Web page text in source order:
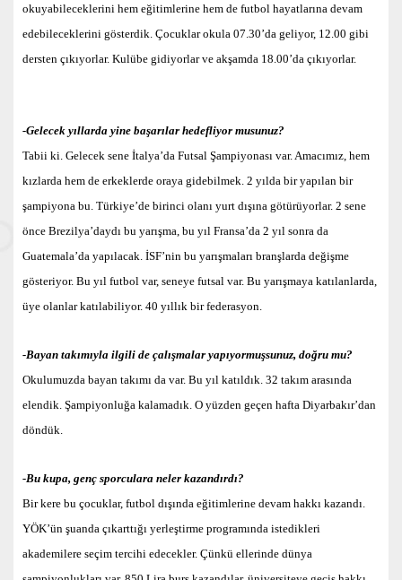
okuyabileceklerini hem eğitimlerine hem de futbol hayatlarına devam
edebileceklerini gösterdik. Çocuklar okula 07.30’da geliyor, 12.00 gibi
dersten çıkıyorlar. Kulübe gidiyorlar ve akşamda 18.00’da çıkıyorlar.
-Gelecek yıllarda yine başarılar hedefliyor musunuz?
Tabii ki. Gelecek sene İtalya’da Futsal Şampiyonası var. Amacımız, hem
kızlarda hem de erkeklerde oraya gidebilmek. 2 yılda bir yapılan bir
şampiyona bu. Türkiye’de birinci olanı yurt dışına götürüyorlar. 2 sene
önce Brezilya’daydı bu yarışma, bu yıl Fransa’da 2 yıl sonra da
Guatemala’da yapılacak. İSF’nin bu yarışmaları branşlarda değişme
gösteriyor. Bu yıl futbol var, seneye futsal var. Bu yarışmaya katılanlarda,
üye olanlar katılabiliyor. 40 yıllık bir federasyon.
-Bayan takımıyla ilgili de çalışmalar yapıyormuşsunuz, doğru mu?
Okulumuzda bayan takımı da var. Bu yıl katıldık. 32 takım arasında
elendik. Şampiyonluğa kalamadık. O yüzden geçen hafta Diyarbakır’dan
döndük.
-Bu kupa, genç sporculara neler kazandırdı?
Bir kere bu çocuklar, futbol dışında eğitimlerine devam hakkı kazandı.
YÖK’ün şuanda çıkarttığı yerleştirme programında istedikleri
akademilere seçim tercihi edecekler. Çünkü ellerinde dünya